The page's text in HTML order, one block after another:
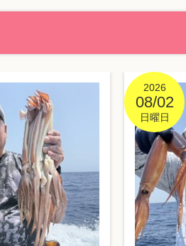
2026
08/02
日曜日